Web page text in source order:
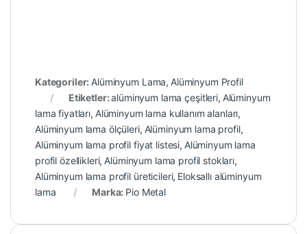
Kategoriler: Alüminyum Lama, Alüminyum Profil
Etiketler:alüminyum lama çeşitleri, Alüminyum
lama fiyatları, Alüminyum lama kullanım alanları,
Alüminyum lama ölçüleri, Alüminyum lama profil,
Alüminyum lama profil fiyat listesi, Alüminyum lama
profil özellikleri, Alüminyum lama profil stokları,
Alüminyum lama profil üreticileri, Eloksallı alüminyum
lama
Marka: Pio Metal